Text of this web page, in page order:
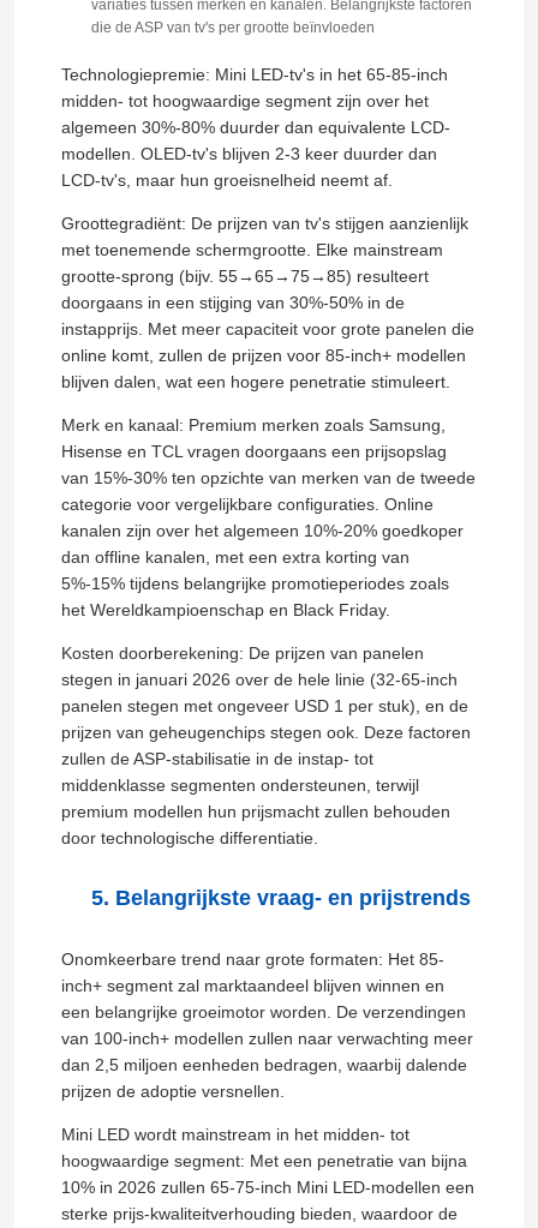
Fabriekstour
Kwaliteitscontrole
Neem contact met ons op
Nieuws
Offerte Aanvragen
Slimme LEIDENE TV
hd geleide TV
4K LED-tv
Computerscherm
Waterdichte tv
QLED-tv
variaties tussen merken en kanalen. Belangrijkste factoren
die de ASP van tv's per grootte beïnvloeden
Technologiepremie: Mini LED-tv's in het 65-85-inch
midden- tot hoogwaardige segment zijn over het
algemeen 30%-80% duurder dan equivalente LCD-
modellen. OLED-tv's blijven 2-3 keer duurder dan
LCD-tv's, maar hun groeisnelheid neemt af.
Groottegradiënt: De prijzen van tv's stijgen aanzienlijk
met toenemende schermgrootte. Elke mainstream
grootte-sprong (bijv. 55→65→75→85) resulteert
doorgaans in een stijging van 30%-50% in de
instapprijs. Met meer capaciteit voor grote panelen die
online komt, zullen de prijzen voor 85-inch+ modellen
blijven dalen, wat een hogere penetratie stimuleert.
Merk en kanaal: Premium merken zoals Samsung,
Hisense en TCL vragen doorgaans een prijsopslag
van 15%-30% ten opzichte van merken van de tweede
categorie voor vergelijkbare configuraties. Online
kanalen zijn over het algemeen 10%-20% goedkoper
dan offline kanalen, met een extra korting van
5%-15% tijdens belangrijke promotieperiodes zoals
het Wereldkampioenschap en Black Friday.
Kosten doorberekening: De prijzen van panelen
stegen in januari 2026 over de hele linie (32-65-inch
panelen stegen met ongeveer USD 1 per stuk), en de
prijzen van geheugenchips stegen ook. Deze factoren
zullen de ASP-stabilisatie in de instap- tot
middenklasse segmenten ondersteunen, terwijl
premium modellen hun prijsmacht zullen behouden
door technologische differentiatie.
Belangrijkste vraag- en prijstrends
Onomkeerbare trend naar grote formaten: Het 85-
inch+ segment zal marktaandeel blijven winnen en
een belangrijke groeimotor worden. De verzendingen
van 100-inch+ modellen zullen naar verwachting meer
dan 2,5 miljoen eenheden bedragen, waarbij dalende
prijzen de adoptie versnellen.
Mini LED wordt mainstream in het midden- tot
hoogwaardige segment: Met een penetratie van bijna
10% in 2026 zullen 65-75-inch Mini LED-modellen een
sterke prijs-kwaliteitverhouding bieden, waardoor de